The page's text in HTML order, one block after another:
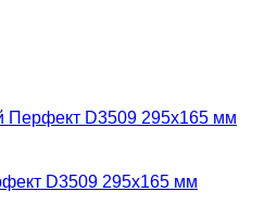
D3509 295х165 мм